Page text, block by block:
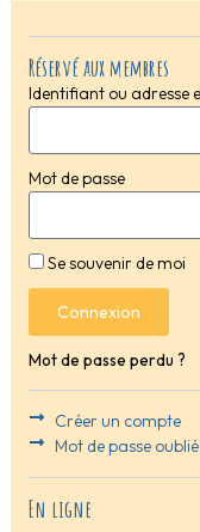
Réservé aux membres
Identifiant ou adresse
Mot de passe
Se souvenir de moi
Connexion
Mot de passe perdu ?
Créer un compte
Mot de passe oublié
En ligne